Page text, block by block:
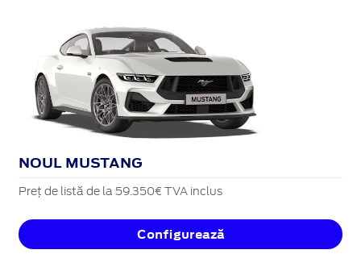
NOUL MUSTANG
Preț de listă de la 59.350€ TVA inclus
Configurează